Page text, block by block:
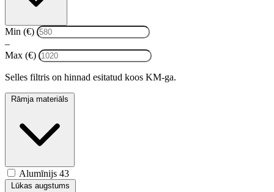
Min (€)
–
Max (€)
Selles filtris on hinnad esitatud koos KM-ga.
Rāmja materiāls
Alumīnijs 43
Lūkas augstums